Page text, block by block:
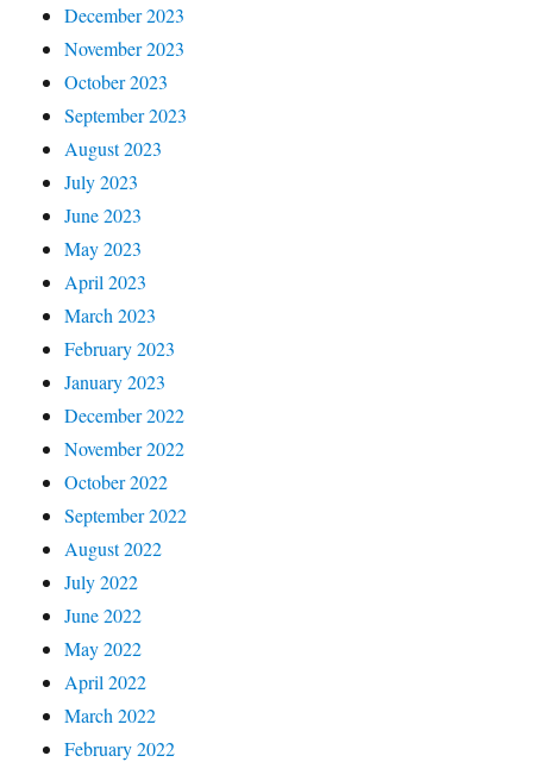
December 2023
November 2023
October 2023
September 2023
August 2023
July 2023
June 2023
May 2023
April 2023
March 2023
February 2023
January 2023
December 2022
November 2022
October 2022
September 2022
August 2022
July 2022
June 2022
May 2022
April 2022
March 2022
February 2022